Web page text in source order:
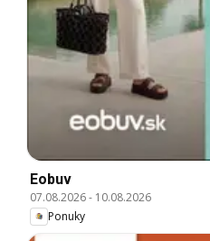
Eobuv
07.08.2026- 10.08.2026
Ponuky